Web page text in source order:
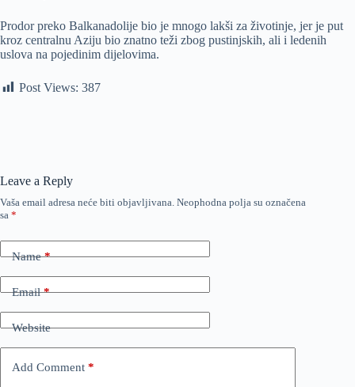
Prodor preko Balkanadolije bio je mnogo lakši za životinje, jer je put
kroz centralnu Aziju bio znatno teži zbog pustinjskih, ali i ledenih
uslova na pojedinim dijelovima.
Post Views: 387
Leave a Reply
Vaša email adresa neće biti objavljivana. Neophodna polja su označena
sa *
Name*
Email*
Website
Add Comment *